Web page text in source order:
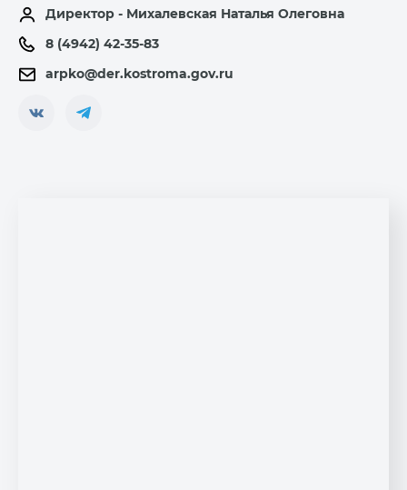
Директор - Михалевская Наталья Олеговна
8 (4942) 42-35-83
arpko@der.kostroma.gov.ru